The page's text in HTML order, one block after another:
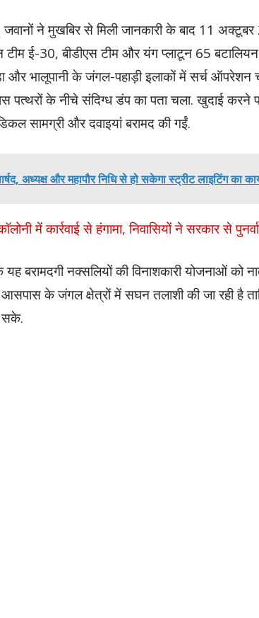
ने मुखबिर से मिली जानकारी के बाद 11
टीम ई-30, बीडीएस टीम और यंग प्लाटून 65
और भालूपानी के जंगल-पहाड़ी इलाकों में सर्च ऑपरेशन
पत्थरों के नीचे संदिग्ध डंप का पता चला. खुदाई करने
सामग्री और दवाइयां बरामद की गईं.
अध्यक्ष और महापौर निधि से हो सकेगा स्ट्रीट लाइटिंग का
में कार्रवाई से हंगामा, निवासियों ने सरकार से
बरामदगी नक्सलियों की विनाशकारी योजनाओं
के जंगल क्षेत्रों में सघन तलाशी की जा रही है
सके.